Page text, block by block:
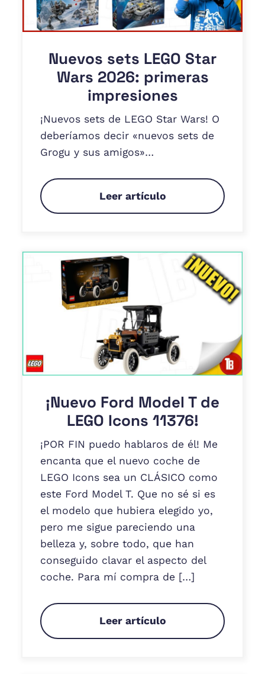
Nuevos sets LEGO Star
Wars 2026: primeras
impresiones
¡Nuevos sets de LEGO Star Wars! O
deberíamos decir «nuevos sets de
Grogu y sus amigos»…
Leer artículo
¡Nuevo Ford Model T de
LEGO Icons 11376!
¡POR FIN puedo hablaros de él! Me
encanta que el nuevo coche de
LEGO Icons sea un CLÁSICO como
este Ford Model T. Que no sé si es
el modelo que hubiera elegido yo,
pero me sigue pareciendo una
belleza y, sobre todo, que han
conseguido clavar el aspecto del
coche. Para mí compra de […]
Leer artículo